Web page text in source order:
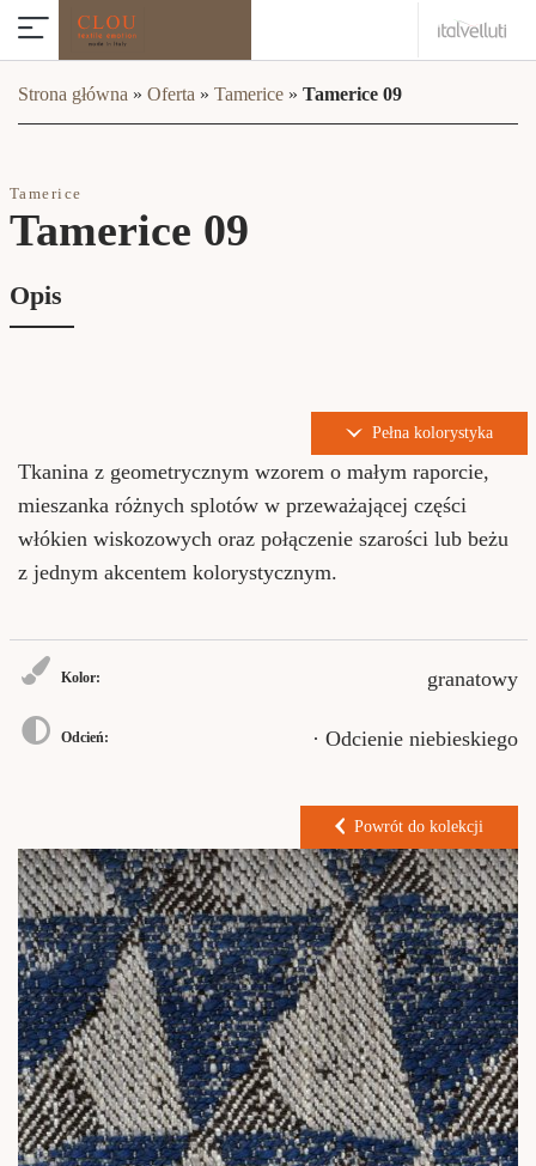
Strona główna » Oferta » Tamerice » Tamerice 09
Tamerice
Tamerice 09
Opis
Pełna kolorystyka
Tkanina z geometrycznym wzorem o małym raporcie,
mieszanka różnych splotów w przeważającej części
włókien wiskozowych oraz połączenie szarości lub beżu
z jednym akcentem kolorystycznym.
Kolor: granatowy
Odcień: · Odcienie niebieskiego
Powrót do kolekcji